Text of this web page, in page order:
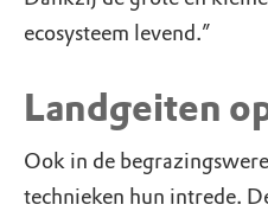
ecosysteem levend.”
Landgeiten
Ook in de
technieken hun intrede.